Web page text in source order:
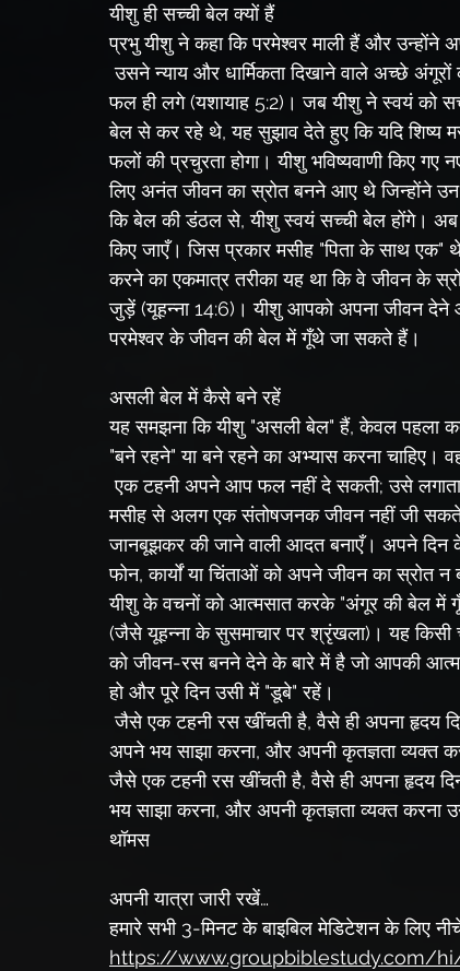
यीशु ही सच्ची बेल क्यों हैं
प्रभु यीशु ने कहा कि परमेश्वर माली हैं और उन्होंने
उसने न्याय और धार्मिकता दिखाने वाले अच्छे अंगूरों की फसल की तलाश की (यशायाह 5:7), लेकिन उसमें से केवल बुरे
फल ही लगे (यशायाह 5:2)। जब यीशु ने स्वयं को
बेल से कर रहे थे, यह सुझाव देते हुए कि यदि शिष्य
फलों की प्रचुरता होगा। यीशु भविष्यवाणी किए
लिए अनंत जीवन का स्रोत बनने आए थे जिन्होंने
कि बेल की डंठल से, यीशु स्वयं सच्ची बेल होंगे।
किए जाएँ। जिस प्रकार मसीह "पिता के साथ एक"
करने का एकमात्र तरीका यह था कि वे जीवन के
जुड़ें (यूहन्ना 14:6)। यीशु आपको अपना जीवन देने
परमेश्वर के जीवन की बेल में गूँथे जा सकते हैं।
असली बेल में कैसे बने रहें
यह समझना कि यीशु "असली बेल" हैं, केवल पहला
"बने रहने" या बने रहने का अभ्यास करना चाहिए।
एक टहनी अपने आप फल नहीं दे सकती; उसे लगातार बेल से जीवन-दायक रस प्राप्त करना होता है। इसी तरह, आप
मसीह से अलग एक संतोषजनक जीवन नहीं जी
जानबूझकर की जाने वाली आदत बनाएँ। अपने
फोन, कार्यों या चिंताओं को अपने जीवन का
यीशु के वचनों को आत्मसात करके "अंगूर की बेल में
(जैसे यूहन्ना के सुसमाचार पर श्रृंखला)। यह
को जीवन-रस बनने देने के बारे में है जो आपकी
हो और पूरे दिन उसी में "डूबे" रहें।
जैसे एक टहनी रस खींचती है, वैसे ही अपना हृदय दिन भर परमेश्वर के लिए खुला रखें। बस उनके साथ बात करना,
अपने भय साझा करना, और अपनी कृतज्ञता व्यक्त
जैसे एक टहनी रस खींचती है, वैसे ही अपना हृदय
भय साझा करना, और अपनी कृतज्ञता व्यक्त
थॉमस
अपनी यात्रा जारी रखें…
हमारे सभी 3-मिनट के बाइबिल मेडिटेशन के लिए
https://www.groupbiblestudy.com/